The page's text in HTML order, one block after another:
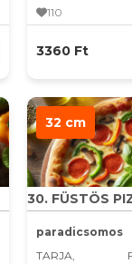
110
3360 Ft
32 cm
30. FÜSTÖS
TARJA,